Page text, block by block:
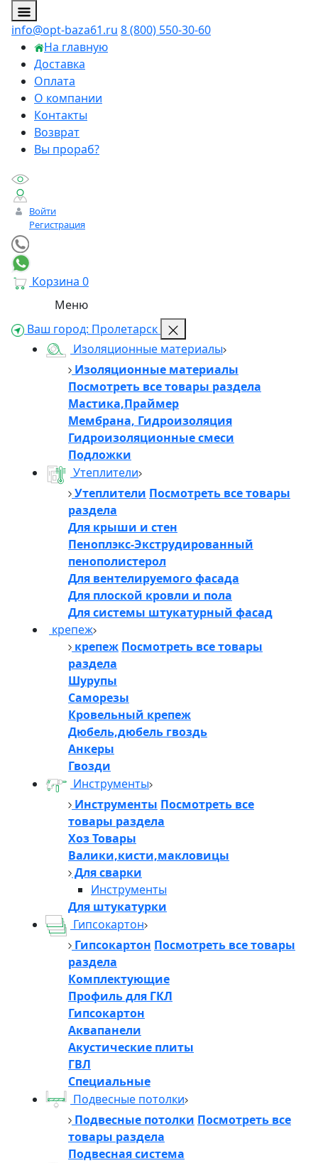
info@opt-baza61.ru 8 (800) 550-30-60
На главную
Доставка
Оплата
О компании
Контакты
Возврат
Вы прораб?
Войти
Регистрация
Корзина 0
Меню
Ваш город: Пролетарск
Изоляционные материалы
Изоляционные материалы
Посмотреть все товары раздела
Мастика,Праймер
Мембрана, Гидроизоляция
Гидроизоляционные смеси
Подложки
Утеплители
Утеплители Посмотреть все товары
раздела
Для крыши и стен
Пеноплэкс-Экструдированный
пенополистерол
Для вентелируемого фасада
Для плоской кровли и пола
Для системы штукатурный фасад
крепеж
крепеж Посмотреть все товары
раздела
Шурупы
Саморезы
Кровельный крепеж
Дюбель,дюбель гвоздь
Анкеры
Гвозди
Инструменты
Инструменты Посмотреть все
товары раздела
Хоз Товары
Валики,кисти,макловицы
Для сварки
Инструменты
Для штукатурки
Гипсокартон
Гипсокартон Посмотреть все товары
раздела
Комплектующие
Профиль для ГКЛ
Гипсокартон
Аквапанели
Акустические плиты
ГВЛ
Специальные
Подвесные потолки
Подвесные потолки Посмотреть все
товары раздела
Подвесная система